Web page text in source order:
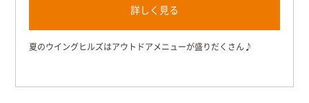
詳しく見る
夏のウイングヒルズはアウトドアメニューが盛りだくさん♪